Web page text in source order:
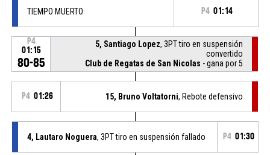
TIEMPO MUERTO P4 01:14
P4
01:15
80-85
5, Santiago Lopez, 3PT tiro en suspensión
convertido
Club de Regatas de San Nicolas - gana por 5
P4 01:26 15, Bruno Voltatorni, Rebote defensivo
4, Lautaro Noguera, 3PT tiro en suspensión fallado P4 01:30